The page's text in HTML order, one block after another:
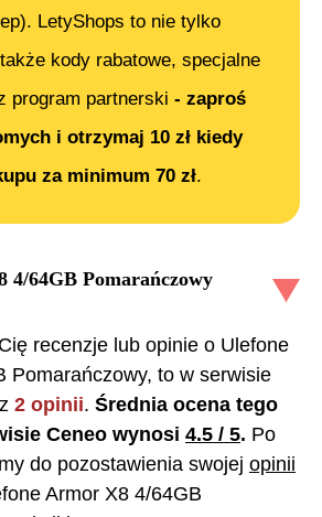
LetyShops to nie tylko
kody rabatowe, specjalne
program partnerski - zaproś
i otrzymaj 10 zł kiedy
za minimum 70 zł.
4/64GB Pomarańczowy
recenzje lub opinie o Ulefone
Pomarańczowy, to w serwisie
2 opinii. Średnia ocena tego
Ceneo wynosi 4.5 / 5. Po
do pozostawienia swojej opinii
Armor X8 4/64GB